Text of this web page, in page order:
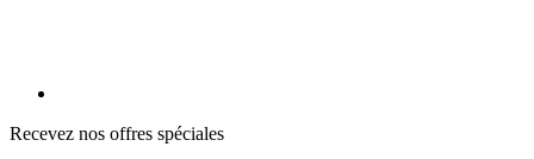
Recevez nos offres spéciales